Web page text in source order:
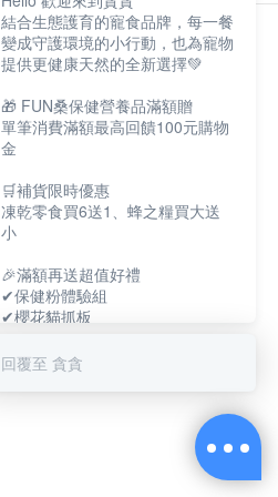
結合生態護育的寵食品牌，每一餐
變成守護環境的小行動，也為寵物
提供更健康天然的全新選擇💚
🎁 FUN桑保健營養品滿額贈
單筆消費滿額最高回饋100元購物
金
🛒補貨限時優惠
凍乾零食買6送1、蜂之糧買大送
小
🎉滿額再送超值好禮
✔保健粉體驗組
✔櫻花貓抓板
😺新朋友加LINE領取免費罐罐
回覆至 貪貪